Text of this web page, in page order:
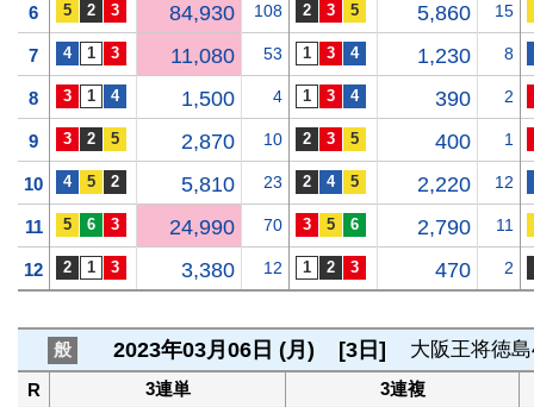
6 84,930 108 5,860 15
7 11,080 53 1,230 8
8 1,500 4 390 2
9 2,870 10 400 1
10 5,810 23 2,220 12
11 24,990 70 2,790 11
12 3,380 12 470 2
般 2023年03月06日 (月) [3日] 大阪王将徳
R 3連単 3連複